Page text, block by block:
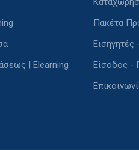
| Elearning
Πακέτα
Είσοδος -